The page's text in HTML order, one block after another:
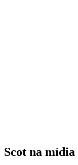
Scot na mídia